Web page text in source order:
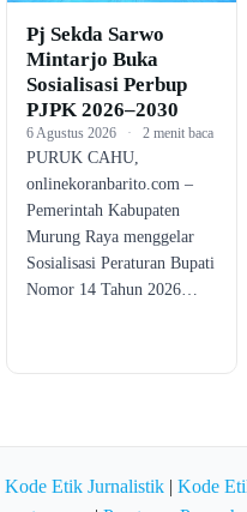
Pj Sekda Sarwo
Mintarjo Buka
Sosialisasi Perbup
PJPK 2026–2030
6 Agustus 2026 · 2 menit baca
PURUK CAHU,
onlinekoranbarito.com –
Pemerintah Kabupaten
Murung Raya menggelar
Sosialisasi Peraturan Bupati
Nomor 14 Tahun 2026…
Kode Etik Jurnalistik Kode